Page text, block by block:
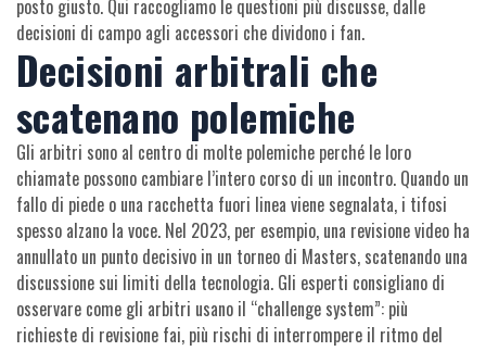
posto giusto. Qui raccogliamo le questioni più discusse, dalle
decisioni di campo agli accessori che dividono i fan.
Decisioni arbitrali che
scatenano polemiche
Gli arbitri sono al centro di molte polemiche perché le loro
chiamate possono cambiare l’intero corso di un incontro. Quando un
fallo di piede o una racchetta fuori linea viene segnalata, i tifosi
spesso alzano la voce. Nel 2023, per esempio, una revisione video ha
annullato un punto decisivo in un torneo di Masters, scatenando una
discussione sui limiti della tecnologia. Gli esperti consigliano di
osservare come gli arbitri usano il “challenge system”: più
richieste di revisione fai, più rischi di interrompere il ritmo del